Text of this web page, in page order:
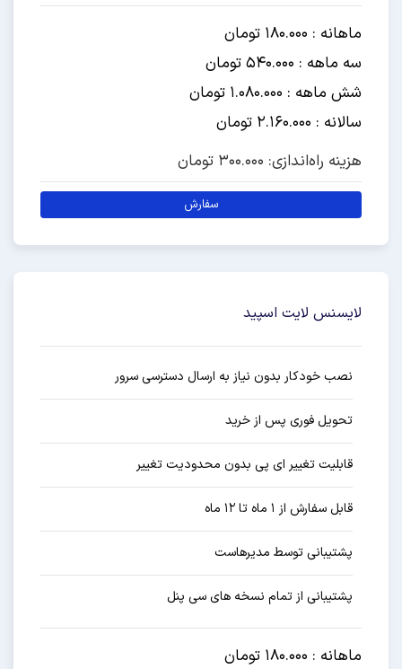
ماهانه : 180.000 تومان
سه ماهه : 540.000 تومان
شش ماهه : 1.080.000 تومان
سالانه : 2.160.000 تومان
هزینه راه‌اندازی: 300.000 تومان
سفارش
لایسنس لایت اسپید
نصب خودکار بدون نیاز به ارسال دسترسی سرور
تحویل فوری پس از خرید
قابلیت تغییر ای پی بدون محدودیت تغییر
قابل سفارش از ۱ ماه تا ۱۲ ماه
پشتیبانی توسط مدیرهاست
پشتیبانی از تمام نسخه های سی پنل
ماهانه : 180.000 تومان